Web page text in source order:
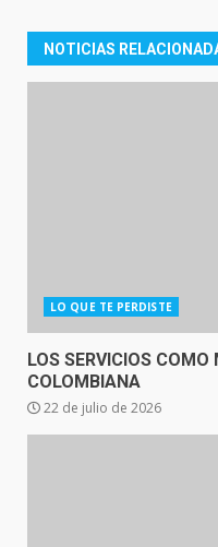
NOTICIAS
LO QUE TE PERDISTE
LOS SERVICIOS
COLOMBIANA
22 de julio de 2026